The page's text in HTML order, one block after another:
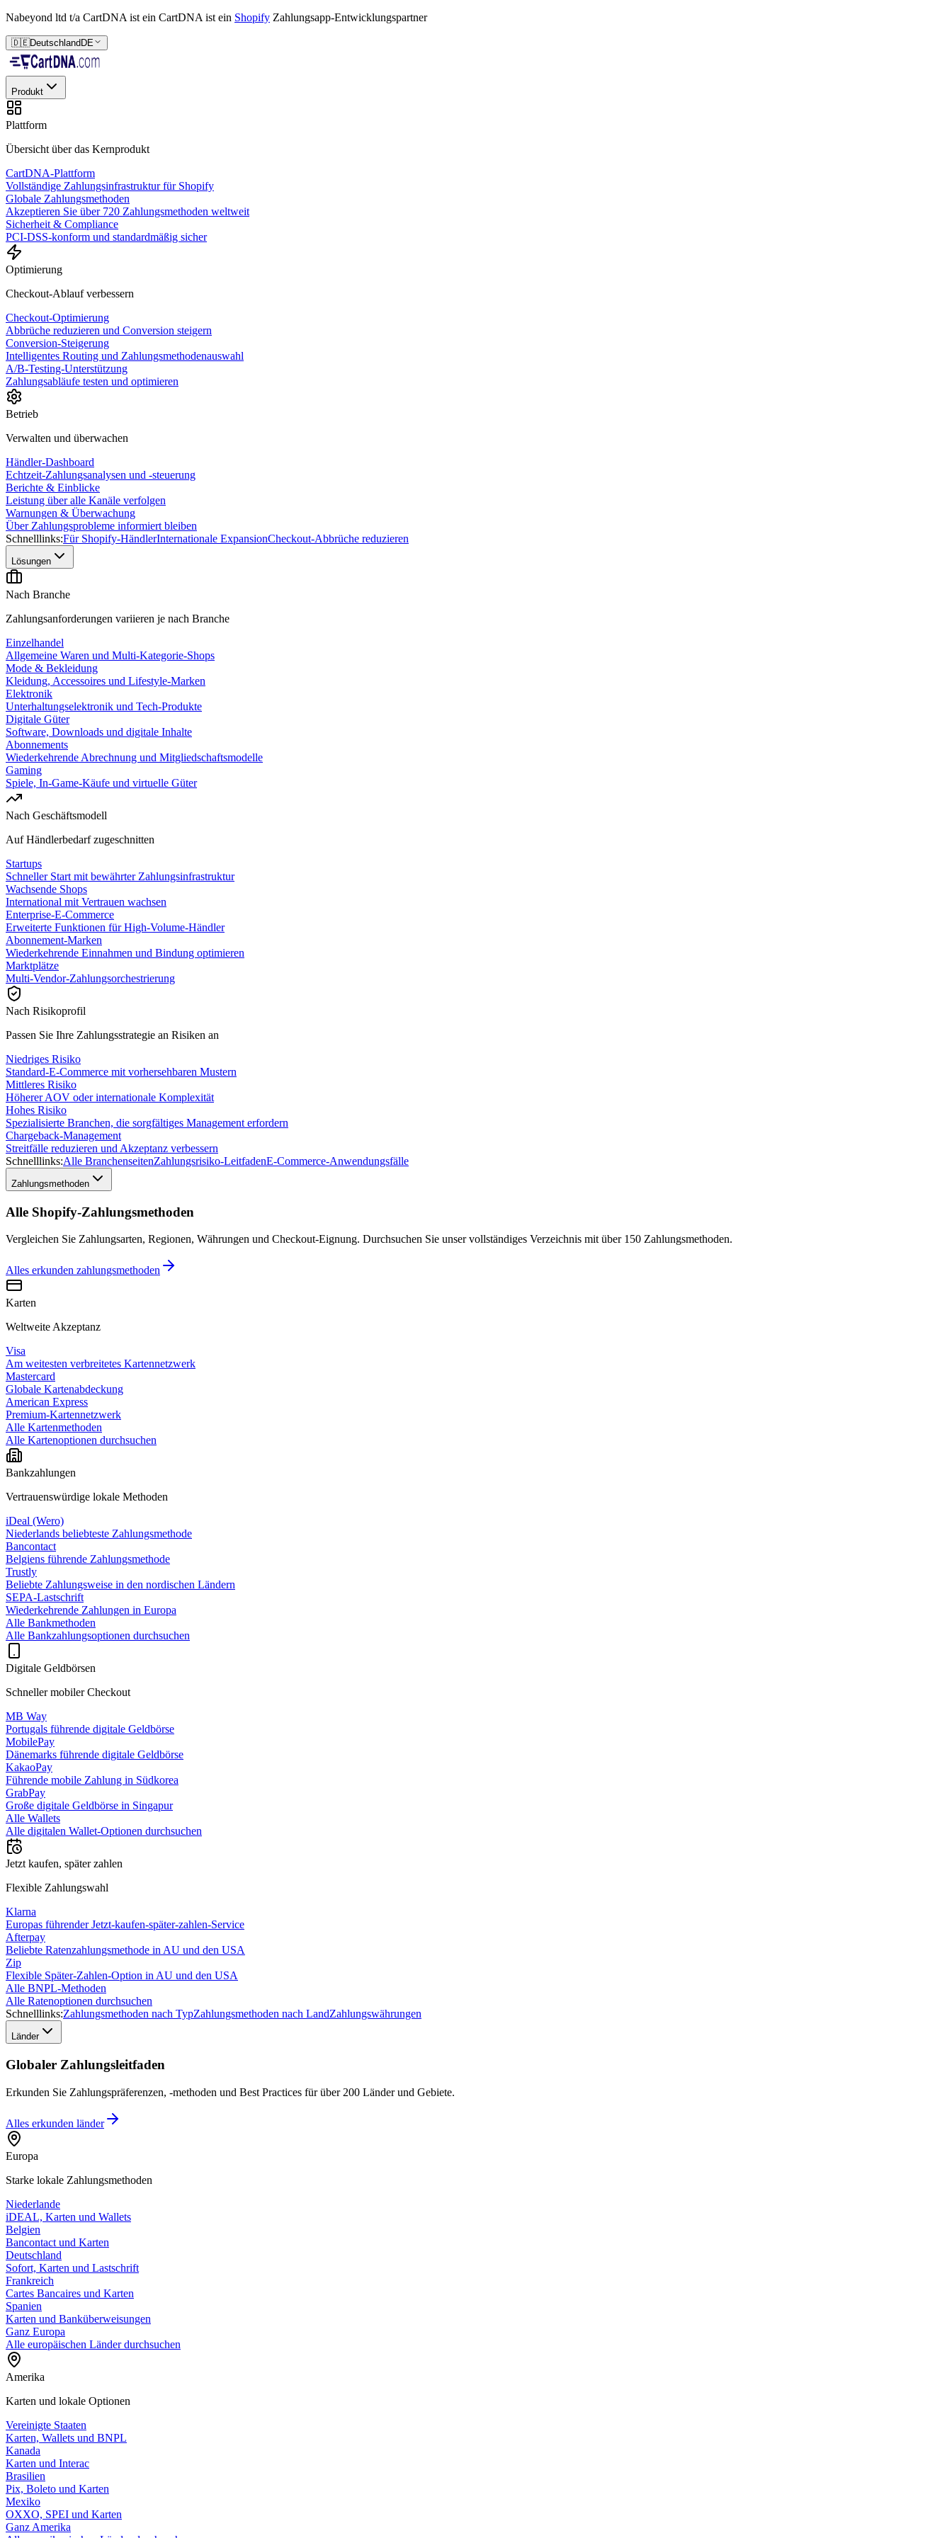
Nabeyond ltd t/a CartDNA ist ein CartDNA ist ein Shopify Zahlungsapp-Entwicklungspartner
🇩🇪Deutschland DE
Produkt
Plattform
Übersicht über das Kernprodukt
CartDNA-Plattform
Vollständige Zahlungsinfrastruktur für Shopify
Globale Zahlungsmethoden
Akzeptieren Sie über 720 Zahlungsmethoden weltweit
Sicherheit & Compliance
PCI-DSS-konform und standardmäßig sicher
Optimierung
Checkout-Ablauf verbessern
Checkout-Optimierung
Abbrüche reduzieren und Conversion steigern
Conversion-Steigerung
Intelligentes Routing und Zahlungsmethodenauswahl
A/B-Testing-Unterstützung
Zahlungsabläufe testen und optimieren
Betrieb
Verwalten und überwachen
Händler-Dashboard
Echtzeit-Zahlungsanalysen und -steuerung
Berichte & Einblicke
Leistung über alle Kanäle verfolgen
Warnungen & Überwachung
Über Zahlungsprobleme informiert bleiben
Schnelllinks:Für Shopify-HändlerInternationale ExpansionCheckout-Abbrüche reduzieren
Lösungen
Nach Branche
Zahlungsanforderungen variieren je nach Branche
Einzelhandel
Allgemeine Waren und Multi-Kategorie-Shops
Mode & Bekleidung
Kleidung, Accessoires und Lifestyle-Marken
Elektronik
Unterhaltungselektronik und Tech-Produkte
Digitale Güter
Software, Downloads und digitale Inhalte
Abonnements
Wiederkehrende Abrechnung und Mitgliedschaftsmodelle
Gaming
Spiele, In-Game-Käufe und virtuelle Güter
Nach Geschäftsmodell
Auf Händlerbedarf zugeschnitten
Startups
Schneller Start mit bewährter Zahlungsinfrastruktur
Wachsende Shops
International mit Vertrauen wachsen
Enterprise-E-Commerce
Erweiterte Funktionen für High-Volume-Händler
Abonnement-Marken
Wiederkehrende Einnahmen und Bindung optimieren
Marktplätze
Multi-Vendor-Zahlungsorchestrierung
Nach Risikoprofil
Passen Sie Ihre Zahlungsstrategie an Risiken an
Niedriges Risiko
Standard-E-Commerce mit vorhersehbaren Mustern
Mittleres Risiko
Höherer AOV oder internationale Komplexität
Hohes Risiko
Spezialisierte Branchen, die sorgfältiges Management erfordern
Chargeback-Management
Streitfälle reduzieren und Akzeptanz verbessern
Schnelllinks:Alle BranchenseitenZahlungsrisiko-LeitfadenE-Commerce-Anwendungsfälle
Zahlungsmethoden
Alle Shopify-Zahlungsmethoden
Vergleichen Sie Zahlungsarten, Regionen, Währungen und Checkout-Eignung. Durchsuchen Sie unser vollständiges Verzeichnis mit über 150 Zahlungsmethoden.
Alles erkunden zahlungsmethoden
Karten
Weltweite Akzeptanz
Visa
Am weitesten verbreitetes Kartennetzwerk
Mastercard
Globale Kartenabdeckung
American Express
Premium-Kartennetzwerk
Alle Kartenmethoden
Alle Kartenoptionen durchsuchen
Bankzahlungen
Vertrauenswürdige lokale Methoden
iDeal (Wero)
Niederlands beliebteste Zahlungsmethode
Bancontact
Belgiens führende Zahlungsmethode
Trustly
Beliebte Zahlungsweise in den nordischen Ländern
SEPA-Lastschrift
Wiederkehrende Zahlungen in Europa
Alle Bankmethoden
Alle Bankzahlungsoptionen durchsuchen
Digitale Geldbörsen
Schneller mobiler Checkout
MB Way
Portugals führende digitale Geldbörse
MobilePay
Dänemarks führende digitale Geldbörse
KakaoPay
Führende mobile Zahlung in Südkorea
GrabPay
Große digitale Geldbörse in Singapur
Alle Wallets
Alle digitalen Wallet-Optionen durchsuchen
Jetzt kaufen, später zahlen
Flexible Zahlungswahl
Klarna
Europas führender Jetzt-kaufen-später-zahlen-Service
Afterpay
Beliebte Ratenzahlungsmethode in AU und den USA
Zip
Flexible Später-Zahlen-Option in AU und den USA
Alle BNPL-Methoden
Alle Ratenoptionen durchsuchen
Schnelllinks:Zahlungsmethoden nach TypZahlungsmethoden nach LandZahlungswährungen
Länder
Globaler Zahlungsleitfaden
Erkunden Sie Zahlungspräferenzen, -methoden und Best Practices für über 200 Länder und Gebiete.
Alles erkunden länder
Europa
Starke lokale Zahlungsmethoden
Niederlande
iDEAL, Karten und Wallets
Belgien
Bancontact und Karten
Deutschland
Sofort, Karten und Lastschrift
Frankreich
Cartes Bancaires und Karten
Spanien
Karten und Banküberweisungen
Ganz Europa
Alle europäischen Länder durchsuchen
Amerika
Karten und lokale Optionen
Vereinigte Staaten
Karten, Wallets und BNPL
Kanada
Karten und Interac
Brasilien
Pix, Boleto und Karten
Mexiko
OXXO, SPEI und Karten
Ganz Amerika